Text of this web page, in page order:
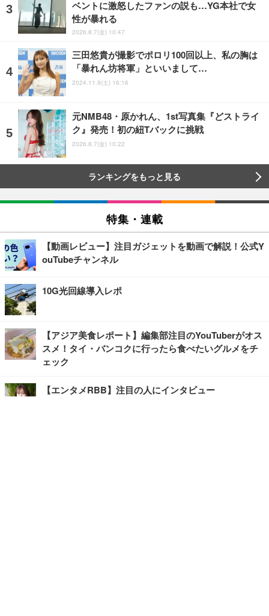
ベントに激怒したファンの説も…YG本社で女
性が暴れる
2026.8.7(金) 10:47
三田悠貴が撮影でポロリ100回以上、私の胸は
「暴れん坊将軍」といいまして…
2024.11.9(土) 16:16
元NMB48・原かれん、1st写真集『どストライ
ク』発売！初の紐Tバックに挑戦
2026.8.7(金) 10:22
ランキングをもっと見る
特集・連載
【動画レビュー】注目ガジェットを動画で解説！公式Y
ouTubeチャンネル
10G光回線導入レポ
【アジア美食レポート】編集部注目のYouTuberがオス
スメ！タイ・バンコクに行ったら食べたいグルメをチ
ェック
【エンタメRBB】注目の人にインタビュー